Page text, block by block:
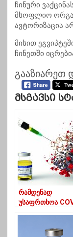
ჩინური
მსოფლიო
ავტორიზაცია
მისით
ჩინეთში
გააზიარეთ
Მსგავსი
რამდენად
უსაფრთხოა